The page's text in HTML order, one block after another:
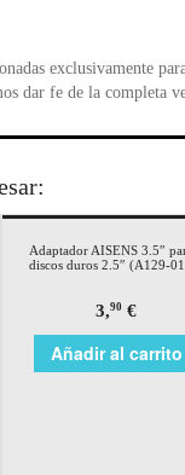
exclusivamente
dar fe de la completa
Adaptador AISENS 3.5″
discos duros 2.5″ (A129-
3,90 €
Añadir al carrito